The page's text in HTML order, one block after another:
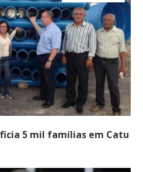
5 mil famílias em Catu